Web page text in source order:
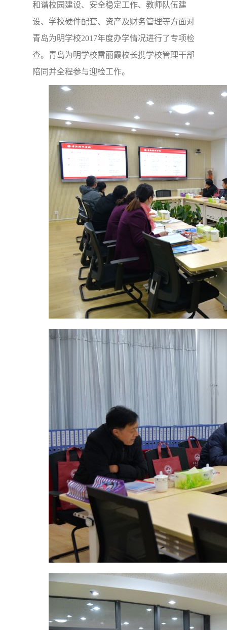
和谐校园建设、安全稳定工作、教师队伍建
设、学校硬件配套、资产及财务管理等方面对
青岛为明学校2017年度办学情况进行了专项检
查。青岛为明学校雷丽霞校长携学校管理干部
陪同并全程参与迎检工作。